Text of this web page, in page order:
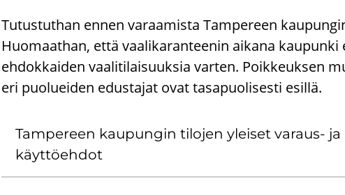
Tutustuthan ennen varaamista Tampereen
Huomaathan, että vaalikaranteenin aikana
ehdokkaiden vaalitilaisuuksia varten. Poikkeuksen
eri puolueiden edustajat ovat tasapuolisesti esillä.
Tam­pe­reen kau­pun­gin ti­lo­jen ylei­set varaus-​ ja
käyt­tö­eh­dot